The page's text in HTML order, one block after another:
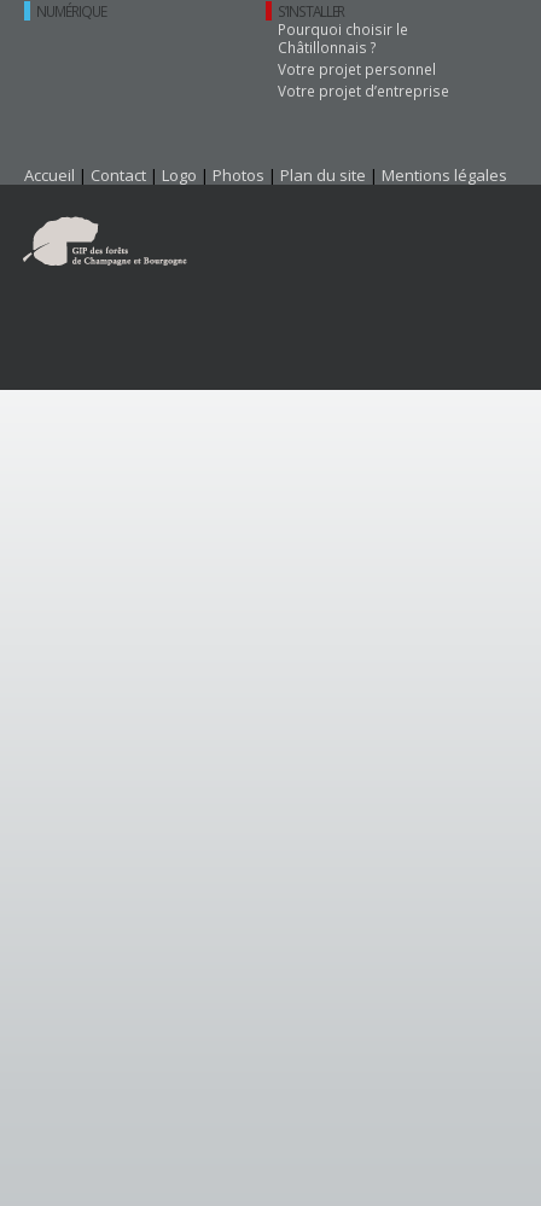
NUMÉRIQUE
S’INSTALLER
Pourquoi choisir le
Châtillonnais ?
Votre projet personnel
Votre projet d’entreprise
Accueil | Contact | Logo | Photos | Plan du site | Mentions légales